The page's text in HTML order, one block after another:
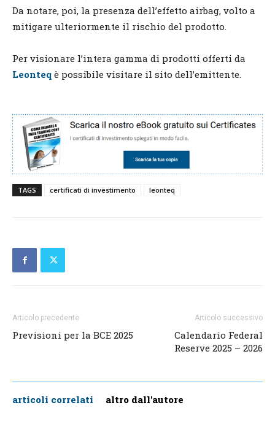
Da notare, poi, la presenza dell’effetto airbag, volto a
mitigare ulteriormente il rischio del prodotto.
Per visionare l’intera gamma di prodotti offerti da
Leonteq è possibile visitare il sito dell’emittente.
TAGS certificati di investimento leonteq
Articolo precedente
Previsioni per la BCE 2025
Articolo successivo
Calendario Federal
Reserve 2025 – 2026
articoli correlati altro dall'autore